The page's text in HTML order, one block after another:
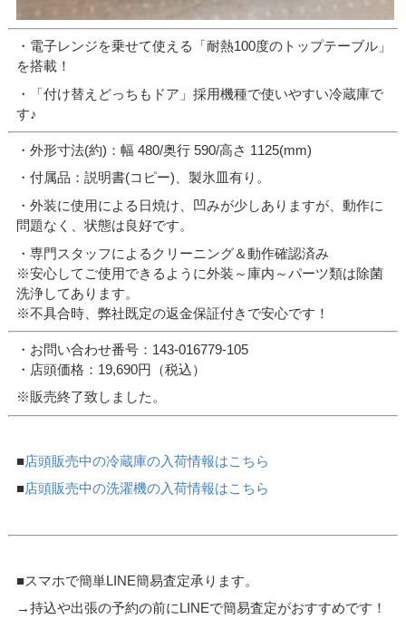
・電子レンジを乗せて使える「耐熱100度のトップテーブル」
を搭載！
・「付け替えどっちもドア」採用機種で使いやすい冷蔵庫で
す♪
・外形寸法(約)：幅 480/奥行 590/高さ 1125(mm)
・付属品：説明書(コピー)、製氷皿有り。
・外装に使用による日焼け、凹みが少しありますが、動作に
問題なく、状態は良好です。
・専門スタッフによるクリーニング＆動作確認済み
※安心してご使用できるように外装～庫内～パーツ類は除菌
洗浄してあります。
※不具合時、弊社既定の返金保証付きで安心です！
・お問い合わせ番号：143-016779-105
・店頭価格：19,690円（税込）
※販売終了致しました。
■店頭販売中の冷蔵庫の入荷情報はこちら
■店頭販売中の洗濯機の入荷情報はこちら
■スマホで簡単LINE簡易査定承ります。
→持込や出張の予約の前にLINEで簡易査定がおすすめです！